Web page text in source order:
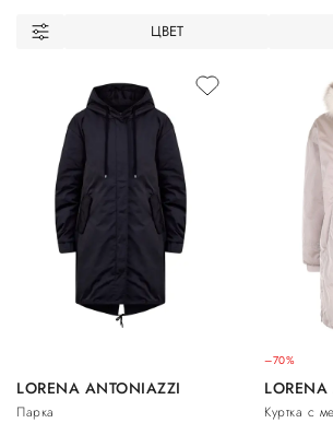
ЦВЕТ
LORENA ANTONIAZZI
Парка
–70%
Куртка с